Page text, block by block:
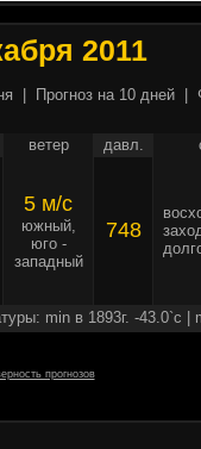
2011
Прогноз на 10 дней
ветер давл.
5 м/c
южный,
юго -
западный
748
min в 1893г. -43.0`c |
прогнозов